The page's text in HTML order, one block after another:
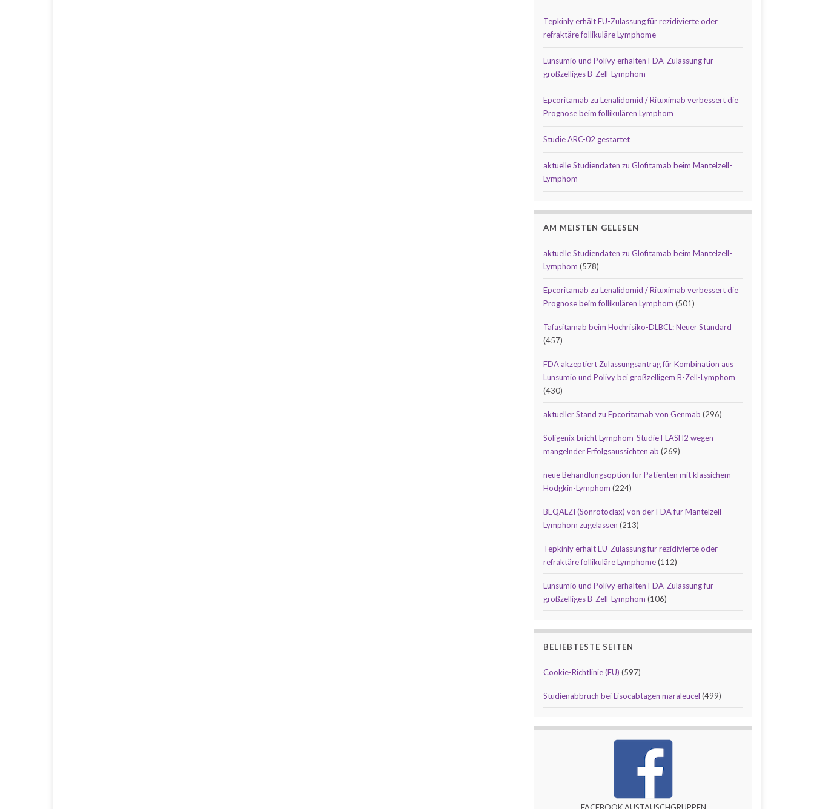
Tepkinly erhält EU-Zulassung für rezidivierte oder
refraktäre follikuläre Lymphome
Lunsumio und Polivy erhalten FDA-Zulassung für
großzelliges B-Zell-Lymphom
Epcoritamab zu Lenalidomid / Rituximab verbessert die
Prognose beim follikulären Lymphom
Studie ARC-02 gestartet
aktuelle Studiendaten zu Glofitamab beim Mantelzell-
Lymphom
AM MEISTEN GELESEN
aktuelle Studiendaten zu Glofitamab beim Mantelzell-
Lymphom (578)
Epcoritamab zu Lenalidomid / Rituximab verbessert die
Prognose beim follikulären Lymphom (501)
Tafasitamab beim Hochrisiko-DLBCL: Neuer Standard
(457)
FDA akzeptiert Zulassungsantrag für Kombination aus
Lunsumio und Polivy bei großzelligem B-Zell-Lymphom
(430)
aktueller Stand zu Epcoritamab von Genmab (296)
Soligenix bricht Lymphom-Studie FLASH2 wegen
mangelnder Erfolgsaussichten ab (269)
neue Behandlungsoption für Patienten mit klassichem
Hodgkin-Lymphom (224)
BEQALZI (Sonrotoclax) von der FDA für Mantelzell-
Lymphom zugelassen (213)
Tepkinly erhält EU-Zulassung für rezidivierte oder
refraktäre follikuläre Lymphome(112)
Lunsumio und Polivy erhalten FDA-Zulassung für
großzelliges B-Zell-Lymphom (106)
BELIEBTESTE SEITEN
Cookie-Richtlinie (EU) (597)
Studienabbruch bei Lisocabtagen maraleucel (499)